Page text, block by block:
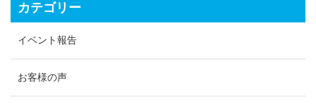
カテゴリー
イベント報告
お客様の声